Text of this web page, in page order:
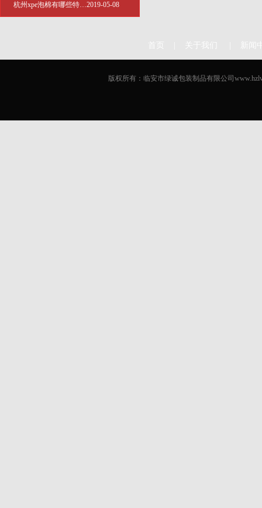
杭州xpe泡棉有哪些特性？2019-05-08
首页 关于我们 新闻
版权所有：临安市绿诚包装制品有限公司